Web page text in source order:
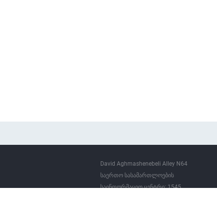
David Aghmashenebeli Alley N64
საერთო სასამართლოების
საინფორმაციო ცენტრი: 1545